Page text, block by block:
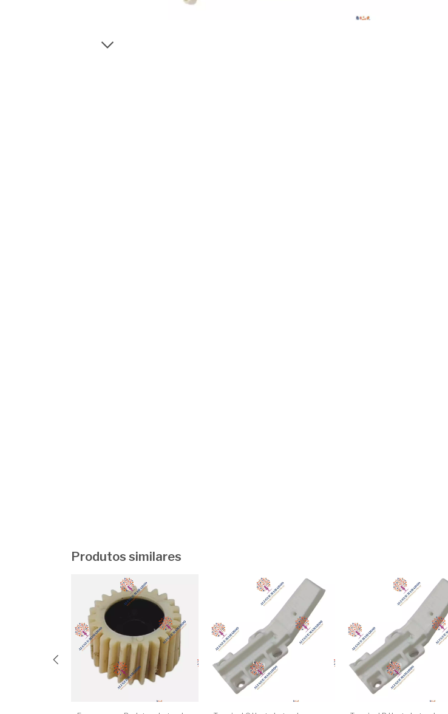
Produtos similares